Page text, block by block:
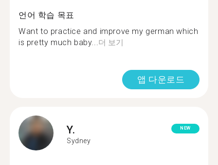
언어 학습 목표
Want to practice and improve my german which
is pretty much baby...더 보기
앱 다운로드
Y.
Sydney
NEW